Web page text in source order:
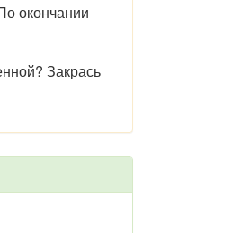
окончании
Закрась